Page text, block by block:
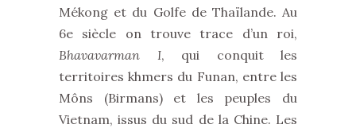
Mékong et du Golfe de Thaïlande. Au
6e siècle on trouve trace d’un roi,
Bhavavarman I, qui conquit les
territoires khmers du Funan, entre les
Môns (Birmans) et les peuples du
Vietnam, issus du sud de la Chine. Les